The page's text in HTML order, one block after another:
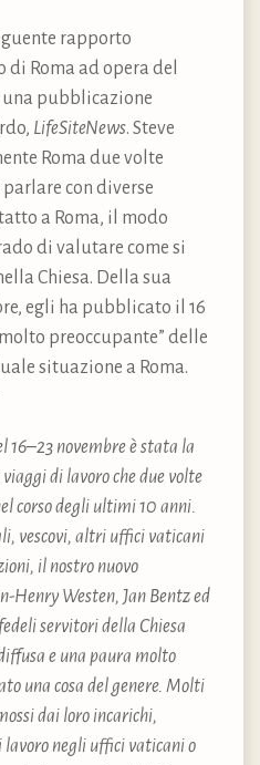
rapporto
Roma ad opera del
pubblicazione
LifeSiteNews. Steve
Roma due volte
parlare con diverse
a Roma, il modo
di valutare come si
Chiesa. Della sua
egli ha pubblicato il 16
preoccupante” delle
situazione a Roma.
16–23 novembre è stata la
di lavoro che due volte
corso degli ultimi 10 anni.
vescovi, altri uffici vaticani
il nostro nuovo
Henry Westen, Jan Bentz ed
servitori della Chiesa
e una paura molto
una cosa del genere. Molti
dai loro incarichi,
negli uffici vaticani o